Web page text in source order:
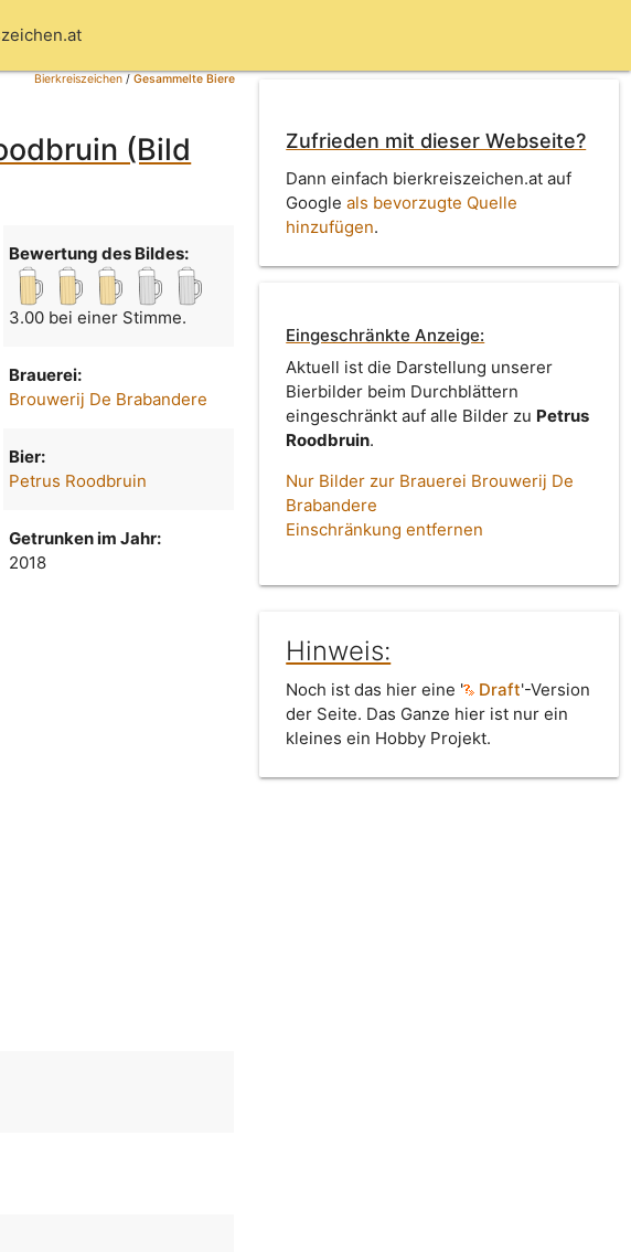
Bierkreiszeichen/Gesammelte Biere
(Bild
Bewertung des Bildes:
3.00 bei einer Stimme.
Brauerei:
Brouwerij De Brabandere
Bier:
Petrus Roodbruin
Getrunken im Jahr:
2018
Zufrieden mit dieser Webseite?
Dann einfach bierkreiszeichen.at auf
Googleals bevorzugte Quelle
hinzufügen.
Eingeschränkte Anzeige:
Aktuell ist die Darstellung unserer
Bierbilder beim Durchblättern
eingeschränkt auf alle Bilder zu Petrus
Roodbruin.
Nur Bilder zur Brauerei Brouwerij De
Brabandere
Einschränkung entfernen
Hinweis:
Noch ist das hier eine ' Draft'-Version
der Seite. Das Ganze hier ist nur ein
kleines ein Hobby Projekt.